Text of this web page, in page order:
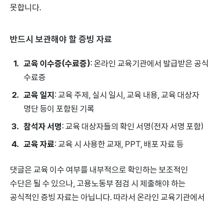
못합니다.
반드시 보관해야 할 증빙 자료
교육 이수증(수료증): 온라인 교육기관에서 발급받은 공식
수료증
교육 일지: 교육 주제, 실시 일시, 교육 내용, 교육 대상자
명단 등이 포함된 기록
참석자 서명: 교육 대상자들의 확인 서명(전자 서명 포함)
교육 자료: 교육 시 사용한 교재, PPT, 배포 자료 등
댓글은 교육 이수 여부를 내부적으로 확인하는 보조적인
수단은 될 수 있으나, 고용노동부 점검 시 제출해야 하는
공식적인 증빙 자료는 아닙니다. 따라서 온라인 교육기관에서